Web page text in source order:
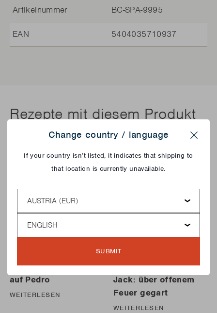
Artikelnummer BC-SPA-9995
EAN 5404035710937
Rezepte mit diesem Produkt
Steak mit Chimichurri
auf Pedro
WEITERLESEN
Schweinebraten auf
Jack: über offenem
Feuer gegart
WEITERLESEN
Change country / language
If your country isn’t listed, it indicates that shipping to
that location is currently unavailable.
Country
Language
SUBMIT